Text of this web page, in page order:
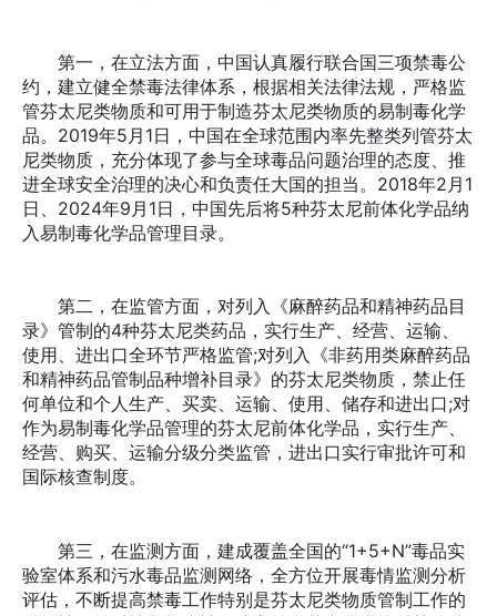
第一，在立法方面，中国认真履行联合国三项禁毒公
约，建立健全禁毒法律体系，根据相关法律法规，严格监
管芬太尼类物质和可用于制造芬太尼类物质的易制毒化学
品。2019年5月1日，中国在全球范围内率先整类列管芬太
尼类物质，充分体现了参与全球毒品问题治理的态度、推
进全球安全治理的决心和负责任大国的担当。2018年2月1
日、2024年9月1日，中国先后将5种芬太尼前体化学品纳
入易制毒化学品管理目录。
第二，在监管方面，对列入《麻醉药品和精神药品目
录》管制的4种芬太尼类药品，实行生产、经营、运输、
使用、进出口全环节严格监管;对列入《非药用类麻醉药品
和精神药品管制品种增补目录》的芬太尼类物质，禁止任
何单位和个人生产、买卖、运输、使用、储存和进出口;对
作为易制毒化学品管理的芬太尼前体化学品，实行生产、
经营、购买、运输分级分类监管，进出口实行审批许可和
国际核查制度。
第三，在监测方面，建成覆盖全国的“1+5+N”毒品实
验室体系和污水毒品监测网络，全方位开展毒情监测分析
评估，不断提高禁毒工作特别是芬太尼类物质管制工作的